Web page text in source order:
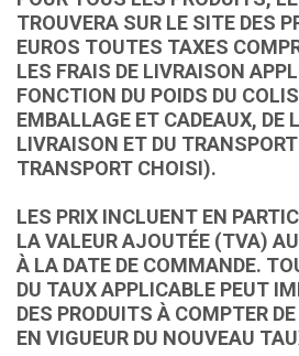
TROUVERA SUR LE SITE DES
EUROS TOUTES TAXES
LES FRAIS DE LIVRAISON
FONCTION DU POIDS DU
EMBALLAGE ET CADEAUX, DE
LIVRAISON ET DU
TRANSPORT CHOISI).
LES PRIX INCLUENT EN
LA VALEUR AJOUTÉE (TVA)
À LA DATE DE COMMANDE.
DU TAUX APPLICABLE PEUT
DES PRODUITS À COMPTER
EN VIGUEUR DU NOUVEAU